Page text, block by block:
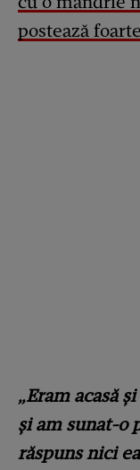
postează
„Eram acasă
și am sunat-o
răspuns nici